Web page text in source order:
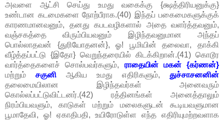
அவளை ஆட்சி செய்து உமது வகைக்கு {க்ஷத்திரியனுக்கு}
உண்டான கடமைகளை நோற்பீராக.(40) இந்தப் பகைமைகளுக்குக்
காரணமானவனும், தனது கபடவழிகளால் அதை வளர்த்தவனும்,
வஞ்சகத்தை விரும்பியவனும் இழிந்தவனுமான அந்தப்
பொல்லாதவன் {துரியோதனன்}, ஓ! பூமியின் தலைவா, தாக்கி
வீழ்த்தப்பட்டு {இதோ} வெறுந்தரையில் கிடக்கிறான்.(41) கொடூர
வார்த்தைகளைச் சொல்பவர்களும், ராதையின் மகன் {கர்ணன்}
மற்றும் சகுனி ஆகிய உமது எதிரிகளும், துச்சாசனனின்
தலைமையிலான இழிந்தவர்கள் அனைவரும்
கொல்லப்பட்டுவிட்டனர்.(42) ரத்தினங்கள் அனைத்தாலும்
நிரம்பியவளும், காடுகள் மற்றும் மலைகளுடன் கூடியவளுமான
பூமாதேவி, ஓ! ஏகாதிபதி, உயிரோடுள்ள எந்த எதிரியுமற்றவளாக